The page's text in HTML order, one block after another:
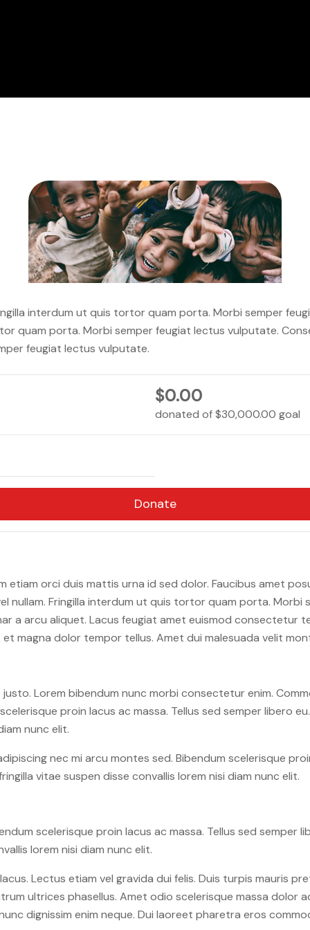
interdum ut quis tortor quam porta. Morbi semper
quam porta. Morbi semper feugiat lectus vulputate.
feugiat lectus vulputate.
$0.00
donated of$30,000.00 goal
Donate
etiam orci duis mattis urna id sed dolor. Faucibus amet
nullam. Fringilla interdum ut quis tortor quam porta.
a arcu aliquet. Lacus feugiat amet euismod consectetur
magna dolor tempor tellus. Amet dui malesuada velit
Lorem bibendum nunc morbi consectetur enim.
proin lacus ac massa. Tellus sed semper libero
nunc elit.
nec mi arcu montes sed. Bibendum scelerisque
vitae suspen disse convallis lorem nisi diam nunc elit.
scelerisque proin lacus ac massa. Tellus sed semper
lorem nisi diam nunc elit.
Lectus etiam vel gravida dui felis. Duis turpis mauris
ultrices phasellus. Amet odio scelerisque massa dolor
dignissim enim neque. Dui laoreet pharetra eros